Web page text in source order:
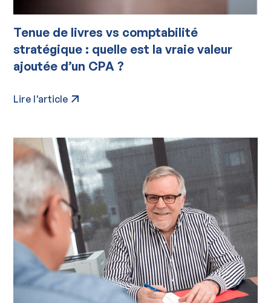
Tenue de livres vs comptabilité
stratégique : quelle est la vraie valeur
ajoutée d’un CPA ?
Lire l'article